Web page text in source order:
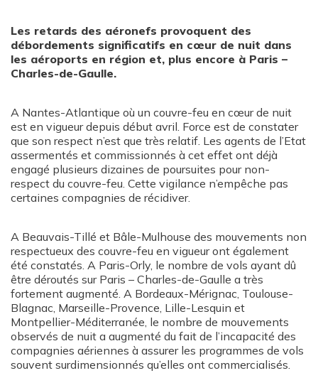
Les retards des aéronefs provoquent des
débordements significatifs en cœur de nuit dans
les aéroports en région et, plus encore à Paris –
Charles-de-Gaulle.
A Nantes-Atlantique où un couvre-feu en cœur de nuit
est en vigueur depuis début avril. Force est de constater
que son respect n’est que très relatif. Les agents de l’Etat
assermentés et commissionnés à cet effet ont déjà
engagé plusieurs dizaines de poursuites pour non-
respect du couvre-feu. Cette vigilance n’empêche pas
certaines compagnies de récidiver.
A Beauvais-Tillé et Bâle-Mulhouse des mouvements non
respectueux des couvre-feu en vigueur ont également
été constatés. A Paris-Orly, le nombre de vols ayant dû
être déroutés sur Paris – Charles-de-Gaulle a très
fortement augmenté. A Bordeaux-Mérignac, Toulouse-
Blagnac, Marseille-Provence, Lille-Lesquin et
Montpellier-Méditerranée, le nombre de mouvements
observés de nuit a augmenté du fait de l’incapacité des
compagnies aériennes à assurer les programmes de vols
souvent surdimensionnés qu’elles ont commercialisés.